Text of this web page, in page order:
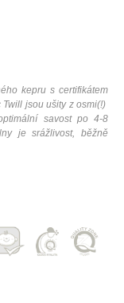
kepru s certifikátem
jsou ušity z osmi(!)
savost po 4-8
je srážlivost, běžně